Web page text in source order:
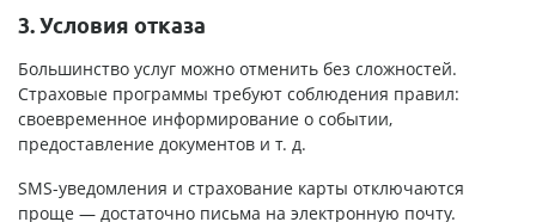
3. Условия отказа
Большинство услуг можно отменить без сложностей.
Страховые программы требуют соблюдения правил:
своевременное информирование о событии,
предоставление документов и т. д.
SMS-уведомления и страхование карты отключаются
проще — достаточно письма на электронную почту.